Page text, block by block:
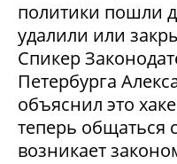
политики пошли
удалили или
Спикер
Петербурга
объяснил это
теперь общаться
возникает